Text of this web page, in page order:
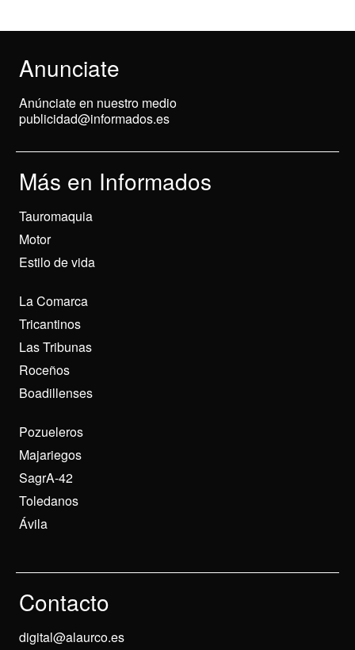
Anunciate
Anúnciate en nuestro medio
publicidad@informados.es
Más en Informados
Tauromaquia
Motor
Estilo de vida
La Comarca
Tricantinos
Las Tribunas
Roceños
Boadillenses
Pozueleros
Majariegos
SagrA-42
Toledanos
Ávila
Contacto
digital@alaurco.es